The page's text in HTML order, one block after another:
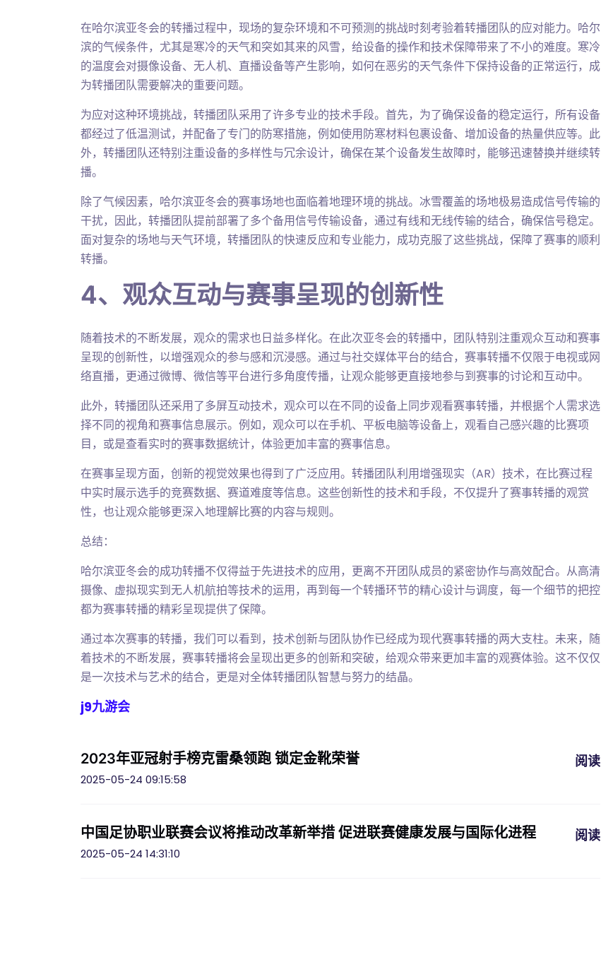
在哈尔滨亚冬会的转播过程中，现场的复杂环境和不可预测的挑战时刻考验着转播团队的应对能力。哈尔
滨的气候条件，尤其是寒冷的天气和突如其来的风雪，给设备的操作和技术保障带来了不小的难度。寒冷
的温度会对摄像设备、无人机、直播设备等产生影响，如何在恶劣的天气条件下保持设备的正常运行，成
为转播团队需要解决的重要问题。
为应对这种环境挑战，转播团队采用了许多专业的技术手段。首先，为了确保设备的稳定运行，所有设备
都经过了低温测试，并配备了专门的防寒措施，例如使用防寒材料包裹设备、增加设备的热量供应等。此
外，转播团队还特别注重设备的多样性与冗余设计，确保在某个设备发生故障时，能够迅速替换并继续转
播。
除了气候因素，哈尔滨亚冬会的赛事场地也面临着地理环境的挑战。冰雪覆盖的场地极易造成信号传输的
干扰，因此，转播团队提前部署了多个备用信号传输设备，通过有线和无线传输的结合，确保信号稳定。
面对复杂的场地与天气环境，转播团队的快速反应和专业能力，成功克服了这些挑战，保障了赛事的顺利
转播。
4、观众互动与赛事呈现的创新性
随着技术的不断发展，观众的需求也日益多样化。在此次亚冬会的转播中，团队特别注重观众互动和赛事
呈现的创新性，以增强观众的参与感和沉浸感。通过与社交媒体平台的结合，赛事转播不仅限于电视或网
络直播，更通过微博、微信等平台进行多角度传播，让观众能够更直接地参与到赛事的讨论和互动中。
此外，转播团队还采用了多屏互动技术，观众可以在不同的设备上同步观看赛事转播，并根据个人需求选
择不同的视角和赛事信息展示。例如，观众可以在手机、平板电脑等设备上，观看自己感兴趣的比赛项
目，或是查看实时的赛事数据统计，体验更加丰富的赛事信息。
在赛事呈现方面，创新的视觉效果也得到了广泛应用。转播团队利用增强现实（AR）技术，在比赛过程
中实时展示选手的竞赛数据、赛道难度等信息。这些创新性的技术和手段，不仅提升了赛事转播的观赏
性，也让观众能够更深入地理解比赛的内容与规则。
总结：
哈尔滨亚冬会的成功转播不仅得益于先进技术的应用，更离不开团队成员的紧密协作与高效配合。从高清
摄像、虚拟现实到无人机航拍等技术的运用，再到每一个转播环节的精心设计与调度，每一个细节的把控
都为赛事转播的精彩呈现提供了保障。
通过本次赛事的转播，我们可以看到，技术创新与团队协作已经成为现代赛事转播的两大支柱。未来，随
着技术的不断发展，赛事转播将会呈现出更多的创新和突破，给观众带来更加丰富的观赛体验。这不仅仅
是一次技术与艺术的结合，更是对全体转播团队智慧与努力的结晶。
j9九游会
2023年亚冠射手榜克雷桑领跑 锁定金靴荣誉
2025-05-24 09:15:58
阅读
中国足协职业联赛会议将推动改革新举措 促进联赛健康发展与国际化进程
2025-05-24 14:31:10
阅读